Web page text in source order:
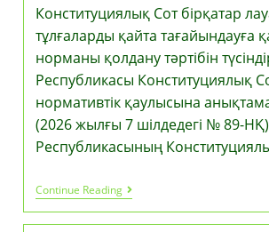
Конституциялық Сот бірқатар
тұлғаларды қайта тағайындауға
норманы қолдану тәртібін
Республикасы Конституциялық
нормативтік қаулысына
(2026 жылғы 7 шілдедегі № 89-
Республикасының
Continue ReadingКонституциялық
Сот
Бірқатар